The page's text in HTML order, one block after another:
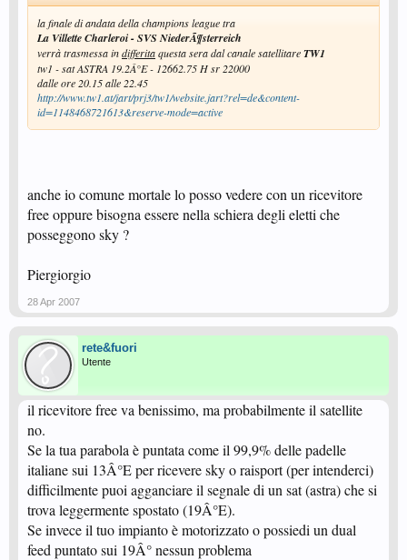
la finale di andata della champions league tra
La Villette Charleroi - SVS NiederÃ¶sterreich
verrà trasmessa indifferitaquesta sera dal canale satellitareTW1
tw1 - sat ASTRA 19.2Â°E - 12662.75 H sr 22000
dalle ore 20.15 alle 22.45
http://www.tw1.at/jart/prj3/tw1/website.jart?rel=de&content-
id=1148468721613&reserve-mode=active
anche io comune mortale lo posso vedere con un ricevitore
free oppure bisogna essere nella schiera degli eletti che
posseggono sky ?
Piergiorgio
28 Apr 2007
rete&fuori
Utente
il ricevitore free va benissimo, ma probabilmente il satellite
no.
Se la tua parabola è puntata come il 99,9% delle padelle
italiane sui 13Â°E per ricevere sky o raisport (per intenderci)
difficilmente puoi agganciare il segnale di un sat (astra) che si
trova leggermente spostato (19Â°E).
Se invece il tuo impianto è motorizzato o possiedi un dual
feed puntato sui 19Â° nessun problema